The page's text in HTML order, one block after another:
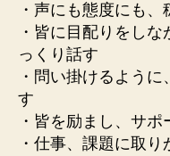
・声にも態度にも
・皆に目配りをし
っくり話す
・問い掛けるよう
す
・皆を励まし、サ
・仕事、課題に取